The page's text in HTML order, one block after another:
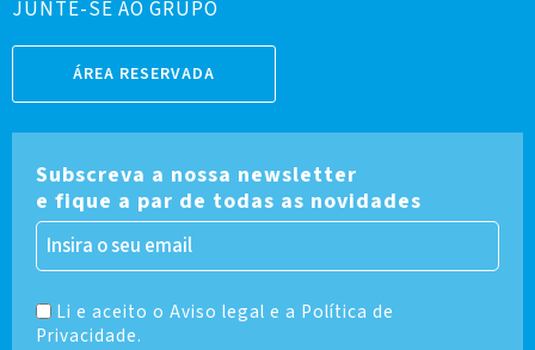
JUNTE-SE AO GRUPO
ÁREA RESERVADA
Subscreva a nossa newsletter
e fique a par de todas as novidades
Li e aceito o Aviso legal e a Política de
Privacidade.